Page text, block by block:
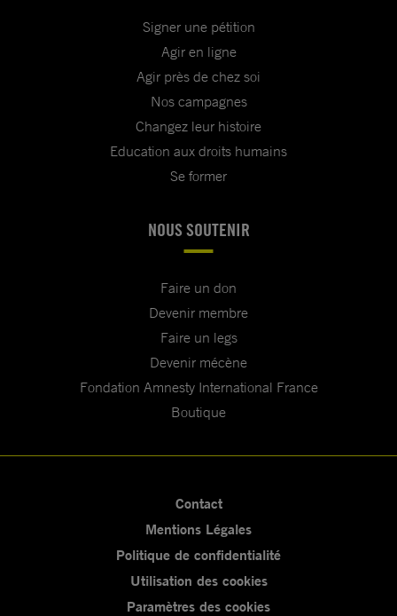
Signer une pétition
Agir en ligne
Agir près de chez soi
Nos campagnes
Changez leur histoire
Education aux droits humains
Se former
NOUS SOUTENIR
Faire un don
Devenir membre
Faire un legs
Devenir mécène
Fondation Amnesty International France
Boutique
Contact
Mentions Légales
Politique de confidentialité
Utilisation des cookies
Paramètres des cookies